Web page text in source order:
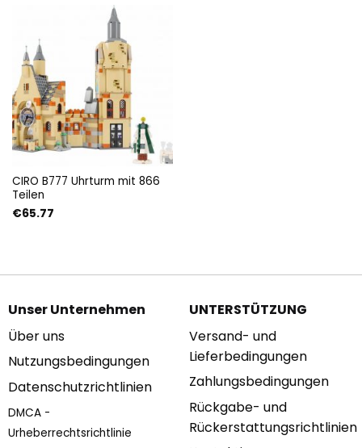
CIRO B777 Uhrturm mit 866
Teilen
€65.77
Unser Unternehmen
Über uns
Nutzungsbedingungen
Datenschutzrichtlinien
DMCA -
Urheberrechtsrichtlinie
UNTERSTÜTZUNG
Versand- und
Lieferbedingungen
Zahlungsbedingungen
Rückgabe- und
Rückerstattungsrichtlinien